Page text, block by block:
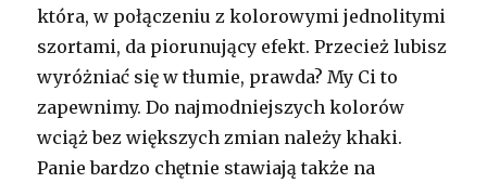
która, w połączeniu z kolorowymi jednolitymi
szortami, da piorunujący efekt. Przecież lubisz
wyróżniać się w tłumie, prawda? My Ci to
zapewnimy. Do najmodniejszych kolorów
wciąż bez większych zmian należy khaki.
Panie bardzo chętnie stawiają także na